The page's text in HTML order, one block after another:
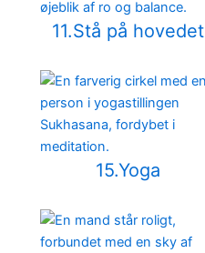
11.Stå på hovedet
15.Yoga